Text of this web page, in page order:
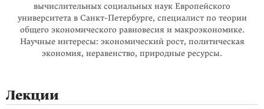
вычислительных социальных наук Европейского
университета в Санкт-Петербурге, специалист по теории
общего экономического равновесия и макроэкономике.
Научные интересы: экономический рост, политическая
экономия, неравенство, природные ресурсы.
Лекции